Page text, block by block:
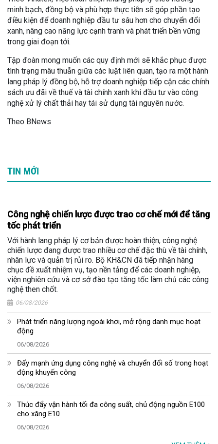
minh bạch, đồng bộ và phù hợp thực tiễn sẽ góp phần tạo
điều kiện để doanh nghiệp đầu tư sâu hơn cho chuyển đổi
xanh, nâng cao năng lực cạnh tranh và phát triển bền vững
trong giai đoạn tới.
Tập đoàn mong muốn các quy định mới sẽ khắc phục được
tình trạng mâu thuẫn giữa các luật liên quan, tạo ra một hành
lang pháp lý đồng bộ, hỗ trợ doanh nghiệp tiếp cận các chính
sách ưu đãi về thuế và tài chính xanh khi đầu tư vào công
nghệ xử lý chất thải hay tái sử dụng tài nguyên nước.
Theo BNews
TIN MỚI
Công nghệ chiến lược được trao cơ chế mới để tăng
tốc phát triển
Với hành lang pháp lý cơ bản được hoàn thiện, công nghệ
chiến lược đang được trao nhiều cơ chế đặc thù về tài chính,
nhân lực và quản trị rủi ro. Bộ KH&CN đã tiếp nhận hàng
chục đề xuất nhiệm vụ, tạo nền tảng để các doanh nghiệp,
viện nghiên cứu và cơ sở đào tạo tăng tốc làm chủ các công
nghệ then chốt.
06/08/2026
Phát triển năng lượng ngoài khơi, mở rộng danh mục hoạt
động
06/08/2026
Đẩy mạnh ứng dụng công nghệ và chuyển đổi số trong hoạt
động khuyến công
06/08/2026
Thúc đẩy vận hành tối đa công suất, chủ động nguồn E100
cho xăng E10
06/08/2026